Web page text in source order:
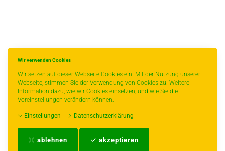
Wir verwenden Cookies
Wir setzen auf dieser Webseite Cookies ein. Mit der Nutzung unserer
Webseite, stimmen Sie der Verwendung von Cookies zu. Weitere
Information dazu, wie wir Cookies einsetzen, und wie Sie die
Voreinstellungen verändern können:
Einstellungen Datenschutzerklärung
ablehnen akzeptieren
Impressum-AGB-Zahlungs- und Versandbedingungen